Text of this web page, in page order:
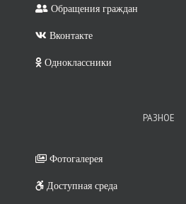
Обращения граждан
Вконтакте
Одноклассники
РАЗНОЕ
Фотогалерея
Доступная среда